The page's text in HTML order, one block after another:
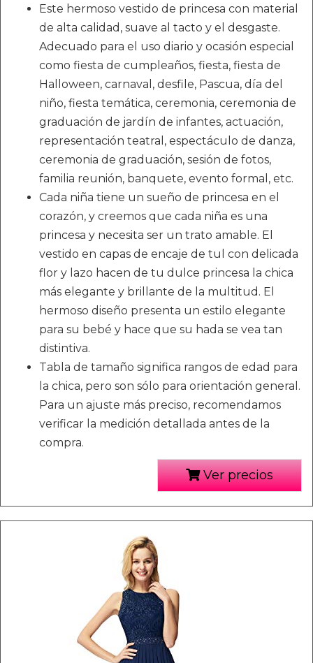
Este hermoso vestido de princesa con material
de alta calidad, suave al tacto y el desgaste.
Adecuado para el uso diario y ocasión especial
como fiesta de cumpleaños, fiesta, fiesta de
Halloween, carnaval, desfile, Pascua, día del
niño, fiesta temática, ceremonia, ceremonia de
graduación de jardín de infantes, actuación,
representación teatral, espectáculo de danza,
ceremonia de graduación, sesión de fotos,
familia reunión, banquete, evento formal, etc.
Cada niña tiene un sueño de princesa en el
corazón, y creemos que cada niña es una
princesa y necesita ser un trato amable. El
vestido en capas de encaje de tul con delicada
flor y lazo hacen de tu dulce princesa la chica
más elegante y brillante de la multitud. El
hermoso diseño presenta un estilo elegante
para su bebé y hace que su hada se vea tan
distintiva.
Tabla de tamaño significa rangos de edad para
la chica, pero son sólo para orientación general.
Para un ajuste más preciso, recomendamos
verificar la medición detallada antes de la
compra.
Ver precios